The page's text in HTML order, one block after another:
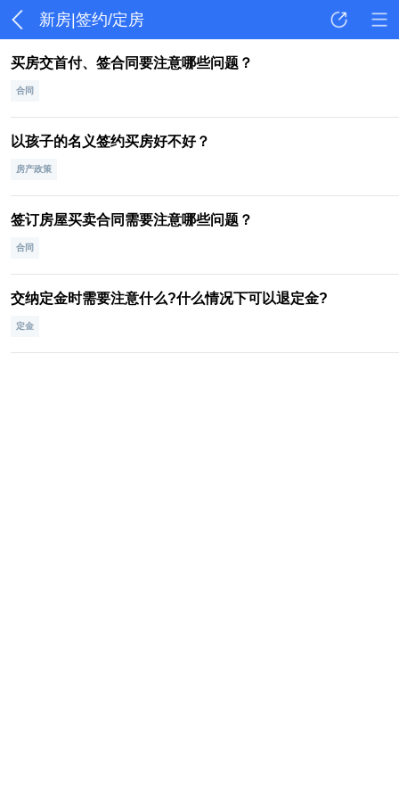
新房|签约/定房
买房交首付、签合同要注意哪些问题？
合同
以孩子的名义签约买房好不好？
房产政策
签订房屋买卖合同需要注意哪些问题？
合同
交纳定金时需要注意什么?什么情况下可以退定金?
定金